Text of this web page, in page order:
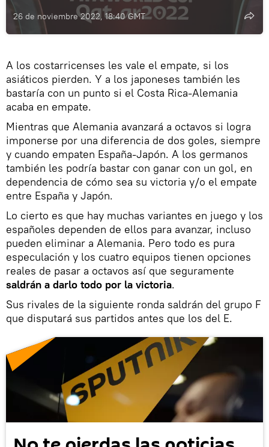
26 de noviembre 2022, 18:40 GMT
A los costarricenses les vale el empate, si los
asiáticos pierden. Y a los japoneses también les
bastaría con un punto si el Costa Rica-Alemania
acaba en empate.
Mientras que Alemania avanzará a octavos si logra
imponerse por una diferencia de dos goles, siempre
y cuando empaten España-Japón. A los germanos
también les podría bastar con ganar con un gol, en
dependencia de cómo sea su victoria y/o el empate
entre España y Japón.
Lo cierto es que hay muchas variantes en juego y los
españoles dependen de ellos para avanzar, incluso
pueden eliminar a Alemania. Pero todo es pura
especulación y los cuatro equipos tienen opciones
reales de pasar a octavos así que seguramente
saldrán a darlo todo por la victoria.
Sus rivales de la siguiente ronda saldrán del grupo F
que disputará sus partidos antes que los del E.